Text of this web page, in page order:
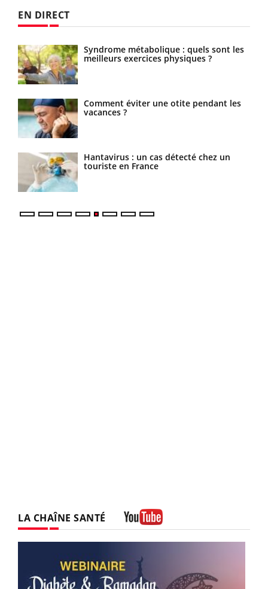
EN DIRECT
Syndrome métabolique : quels sont les
meilleurs exercices physiques ?
Comment éviter une otite pendant les
vacances ?
Hantavirus : un cas détecté chez un
touriste en France
Mortalité infantile : un rapport
s’interroge sur son taux élevé en France
Grossesse à risque : ce jus naturel attire
l'attention des chercheurs
Comment oublier les écrans en
vacances ?
LA CHAÎNE SANTÉ